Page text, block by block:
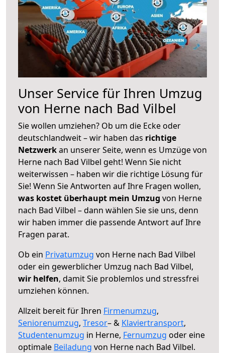
Unser Service für Ihren Umzug
von Herne nach Bad Vilbel
Sie wollen umziehen? Ob um die Ecke oder
deutschlandweit – wir haben das richtige
Netzwerkan unserer Seite, wenn es Umzüge von
Herne nach Bad Vilbel geht! Wenn Sie nicht
weiterwissen – haben wir die richtige Lösung für
Sie! Wenn Sie Antworten auf Ihre Fragen wollen,
was kostet überhaupt mein Umzug von Herne
nach Bad Vilbel – dann wählen Sie sie uns, denn
wir haben immer die passende Antwort auf Ihre
Fragen parat.
Ob ein Privatumzug von Herne nach Bad Vilbel
oder ein gewerblicher Umzug nach Bad Vilbel,
wir helfen, damit Sie problemlos und stressfrei
umziehen können.
Allzeit bereit für Ihren Firmenumzug,
Seniorenumzug, Tresor– & Klaviertransport,
Studentenumzug in Herne, Fernumzug oder eine
optimale Beiladung von Herne nach Bad Vilbel.